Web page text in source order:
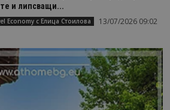
и липсващи...
Economy с Елица Стоилова 13/07/2026 09:02